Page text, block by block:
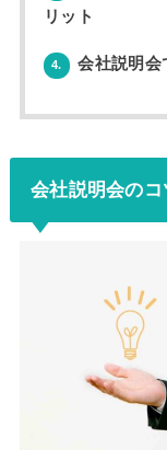
リット
4. 会社説明会
会社説明会の